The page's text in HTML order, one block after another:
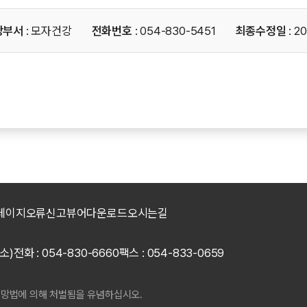
서 : 모자건강 전화번호 : 054-830-5451 최종수정일 :
이지오류신고뷰어다운로드오시는길
)전화 : 054-830-6660팩스 : 054-833-0659
법에 의해 처벌됨을 유념하십시오.